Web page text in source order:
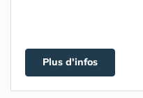
Plus d'infos